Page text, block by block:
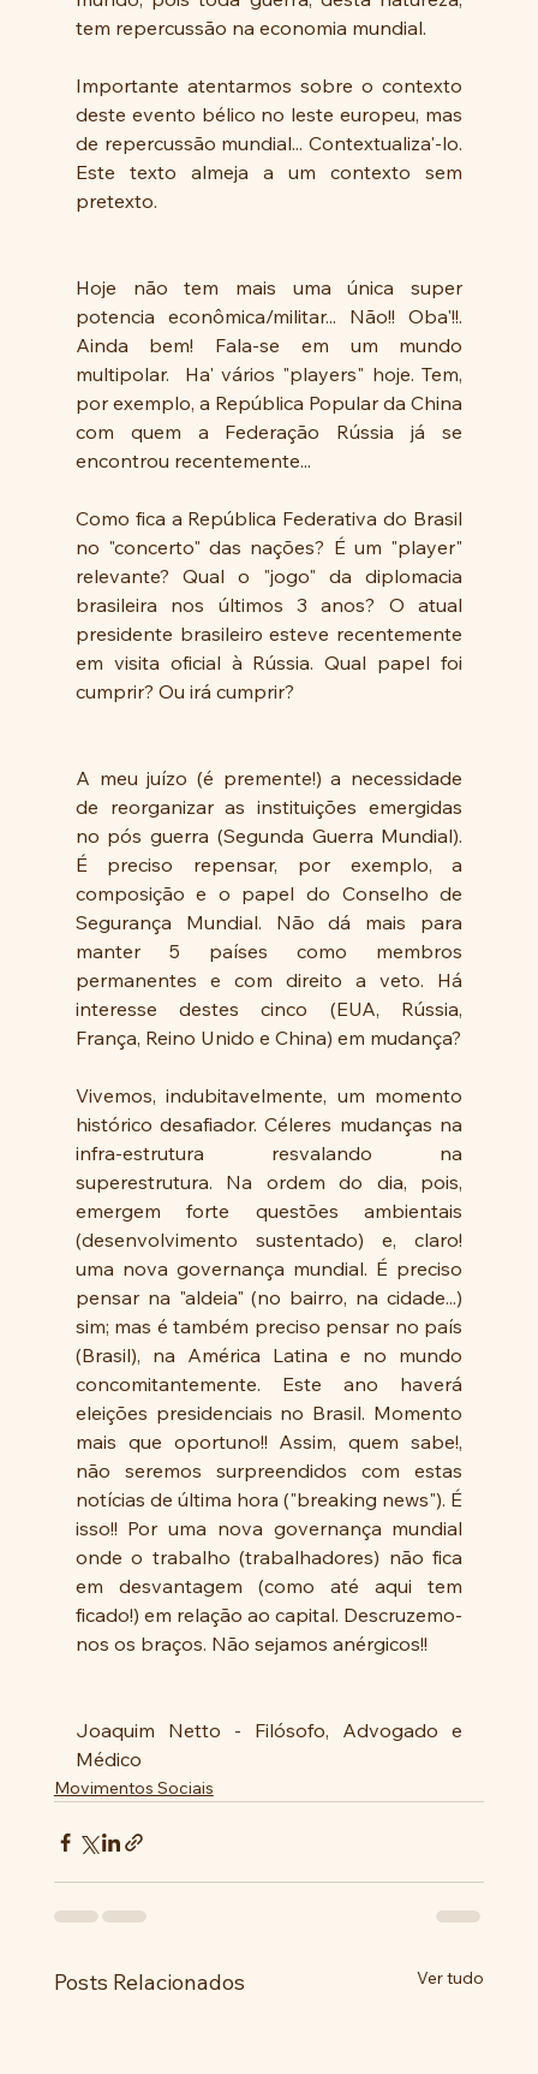
tem repercussão na economia mundial.
Importante atentarmos sobre o contexto
deste evento bélico no leste europeu, mas
de repercussão mundial... Contextualiza'-lo.
Este texto almeja a um contexto sem
pretexto.
Hoje não tem mais uma única super
potencia econômica/militar... Não!! Oba'!!.
Ainda bem! Fala-se em um mundo
multipolar.  Ha' vários "players" hoje. Tem,
por exemplo, a República Popular da China
com quem a Federação Rússia já se
encontrou recentemente...
Como fica a República Federativa do Brasil
no "concerto" das nações? É um "player"
relevante? Qual o "jogo" da diplomacia
brasileira nos últimos 3 anos? O atual
presidente brasileiro esteve recentemente
em visita oficial à Rússia. Qual papel foi
cumprir? Ou irá cumprir?
A meu juízo (é premente!) a necessidade
de reorganizar as instituições emergidas
no pós guerra (Segunda Guerra Mundial).
É preciso repensar, por exemplo, a
composição e o papel do Conselho de
Segurança Mundial. Não dá mais para
manter 5 países como membros
permanentes e com direito a veto. Há
interesse destes cinco (EUA, Rússia,
Vivemos, indubitavelmente, um momento
histórico desafiador. Céleres mudanças na
infra-estrutura resvalando na
superestrutura. Na ordem do dia, pois,
emergem forte questões ambientais
(desenvolvimento sustentado) e, claro!
uma nova governança mundial. É preciso
pensar na "aldeia" (no bairro, na cidade...)
sim; mas é também preciso pensar no país
(Brasil), na América Latina e no mundo
concomitantemente. Este ano haverá
eleições presidenciais no Brasil. Momento
mais que oportuno!! Assim, quem sabe!,
não seremos surpreendidos com estas
notícias de última hora ("breaking news"). É
isso!! Por uma nova governança mundial
onde o trabalho (trabalhadores) não fica
em desvantagem (como até aqui tem
ficado!) em relação ao capital. Descruzemo-
nos os braços. Não sejamos anérgicos!!
Joaquim Netto - Filósofo, Advogado e
Médico
Movimentos Sociais
Posts Relacionados Ver tudo